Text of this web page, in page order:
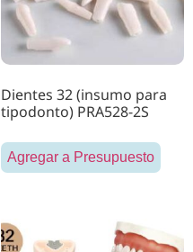
Dientes 32 (insumo para
tipodonto) PRA528-2S
Agregar a Presupuesto